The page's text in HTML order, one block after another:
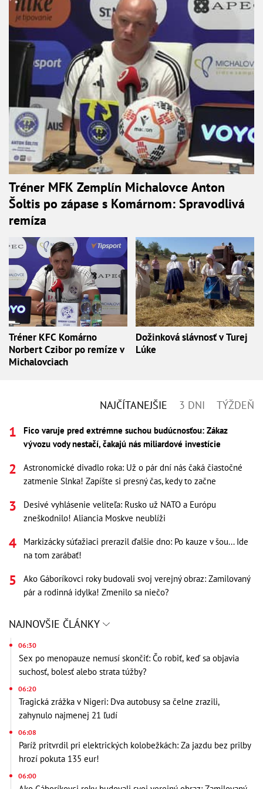
Tréner MFK Zemplín Michalovce Anton
Šoltis po zápase s Komárnom: Spravodlivá
remíza
Tréner KFC Komárno
Norbert Czibor po remíze v
Michalovciach
Dožinková slávnosť v Turej
Lúke
NAJČÍTANEJŠIE 3 DNI TÝŽDEŇ
Fico varuje pred extrémne suchou budúcnosťou: Zákaz
vývozu vody nestačí, čakajú nás miliardové investície
Astronomické divadlo roka: Už o pár dní nás čaká čiastočné
zatmenie Slnka! Zapíšte si presný čas, kedy to začne
Desivé vyhlásenie veliteľa: Rusko už NATO a Európu
zneškodnilo! Aliancia Moskve neublíži
Markizácky súťažiaci prerazil ďalšie dno: Po kauze v šou... Ide
na tom zarábať!
Ako Gáboríkovci roky budovali svoj verejný obraz: Zamilovaný
pár a rodinná idylka! Zmenilo sa niečo?
NAJNOVŠIE ČLÁNKY
06:30
Sex po menopauze nemusí skončiť: Čo robiť, keď sa objavia
suchosť, bolesť alebo strata túžby?
06:20
Tragická zrážka v Nigeri: Dva autobusy sa čelne zrazili,
zahynulo najmenej 21 ľudí
06:08
Paríž pritvrdil pri elektrických kolobežkách: Za jazdu bez prilby
hrozí pokuta 135 eur!
06:00